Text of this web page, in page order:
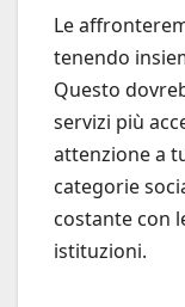
Le
tenendo
Questo
servizi più
attenzione a
categorie
costante con
istituzioni.